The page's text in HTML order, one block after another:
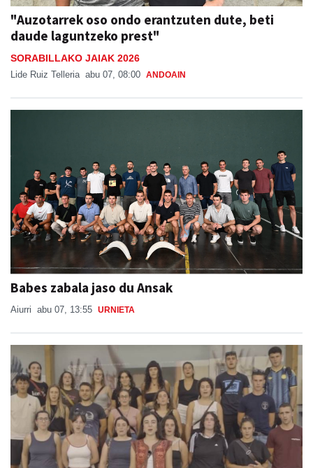
"Auzotarrek oso ondo erantzuten dute, beti
daude laguntzeko prest"
SORABILLAKO JAIAK 2026
Lide Ruiz Telleria abu 07, 08:00 ANDOAIN
Babes zabala jaso du Ansak
Aiurri abu 07, 13:55 URNIETA